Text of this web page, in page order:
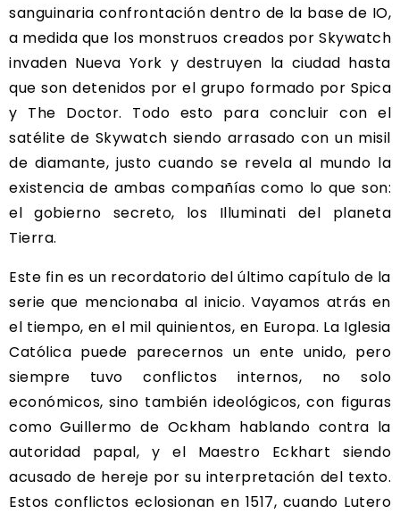
sanguinaria confrontación dentro de la base de IO,
a medida que los monstruos creados por Skywatch
invaden Nueva York y destruyen la ciudad hasta
que son detenidos por el grupo formado por Spica
y The Doctor. Todo esto para concluir con el
satélite de Skywatch siendo arrasado con un misil
de diamante, justo cuando se revela al mundo la
existencia de ambas compañías como lo que son:
el gobierno secreto, los Illuminati del planeta
Tierra.
Este fin es un recordatorio del último capítulo de la
serie que mencionaba al inicio. Vayamos atrás en
el tiempo, en el mil quinientos, en Europa. La Iglesia
Católica puede parecernos un ente unido, pero
siempre tuvo conflictos internos, no solo
económicos, sino también ideológicos, con figuras
como Guillermo de Ockham hablando contra la
autoridad papal, y el Maestro Eckhart siendo
acusado de hereje por su interpretación del texto.
Estos conflictos eclosionan en 1517, cuando Lutero